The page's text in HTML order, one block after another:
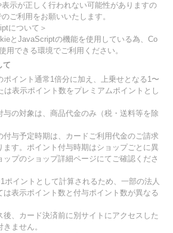
示が正しく行われない可能性がありますの
ご利用をお願いいたします。
について＞
とJavaScriptの機能を使用している為、Co
用できる環境でご利用ください。
て
ポイント通常1倍分に加え、上乗せとなる1〜
は表示ポイント数をプレミアムポイントとし
与の対象は、商品代金のみ（税・送料等を除
付与予定時期は、カードご利用代金のご請求
ます。ポイント付与時期はショップごとに異
ップのショップ詳細ページにてご確認くださ
ポイントとして計算されるため、一部の法人
は表示ポイント数と付与ポイント数が異なる
後、カード決済前に別サイトにアクセスした
ません。